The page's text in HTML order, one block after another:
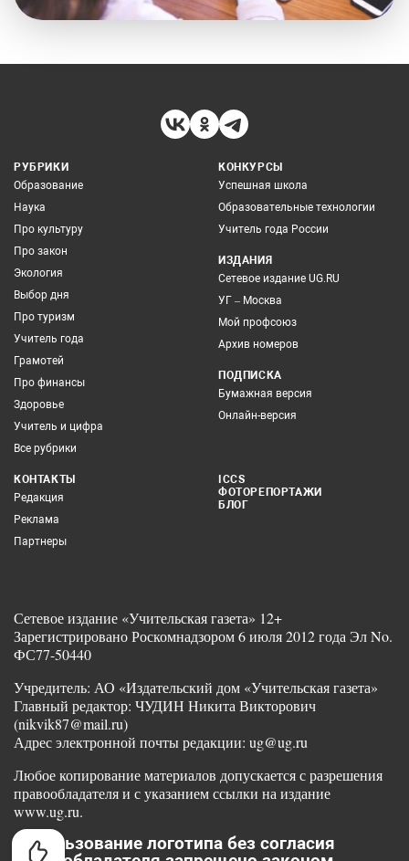
РУБРИКИ
Образование
Наука
Про культуру
Про закон
Экология
Выбор дня
Про туризм
Учитель года
Грамотей
Про финансы
Здоровье
Учитель и цифра
Все рубрики
КОНКУРСЫ
Успешная школа
Образовательные технологии
Учитель года России
ИЗДАНИЯ
Сетевое издание UG.RU
УГ – Москва
Мой профсоюз
Архив номеров
ПОДПИСКА
Бумажная версия
Онлайн-версия
КОНТАКТЫ
Редакция
Реклама
Партнеры
ICCS
ФОТОРЕПОРТАЖИ
БЛОГ
Сетевое издание «Учительская газета» 12+
Зарегистрировано Роскомнадзором 6 июля 2012 года Эл No.
ФС77-50440
Учредитель: АО «Издательский дом «Учительская газета»
Главный редактор: ЧУДИН Никита Викторович
(nikvik87@mail.ru)
Адрес электронной почты редакции: ug@ug.ru
Любое копирование материалов допускается с разрешения
правообладателя и с указанием ссылки на издание
www.ug.ru.
Использование логотипа без согласия